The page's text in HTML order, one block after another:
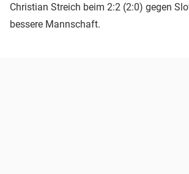
Christian Streich beim 2:2 (2:0) gegen
bessere Mannschaft.